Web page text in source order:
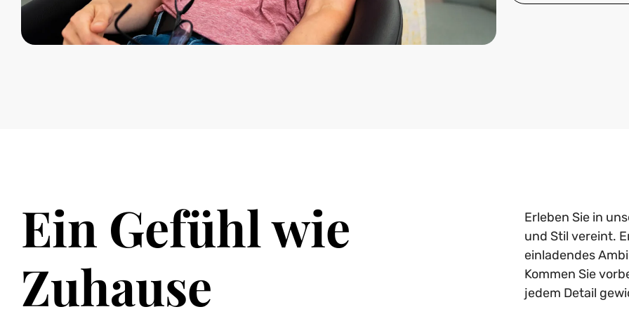
Ein Gefühl wie
Zuhause
Erleben Sie in
und Stil vereint.
einladendes
Kommen Sie
jedem Detail